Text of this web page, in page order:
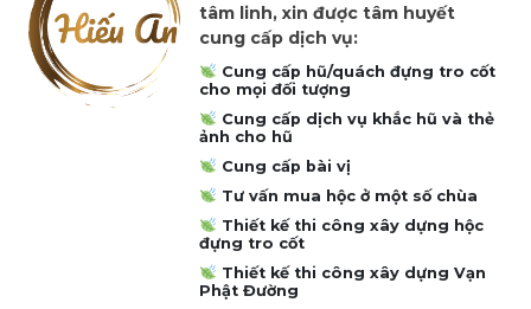
tâm linh, xin được tâm huyết
cung cấp dịch vụ:
Cung cấp hũ/quách đựng tro cốt
cho mọi đối tượng
Cung cấp dịch vụ khắc hũ và thẻ
ảnh cho hũ
Cung cấp bài vị
Tư vấn mua hộc ở một số chùa
Thiết kế thi công xây dựng hộc
đựng tro cốt
Thiết kế thi công xây dựng Vạn
Phật Đường